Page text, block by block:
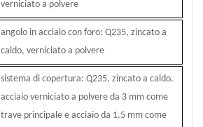
verniciato a polvere
angolo in acciaio con foro: Q235, zincato a
caldo, verniciato a polvere
sistema di copertura: Q235, zincato a caldo.
acciaio verniciato a polvere da 3 mm come
trave principale e acciaio da 1.5 mm come